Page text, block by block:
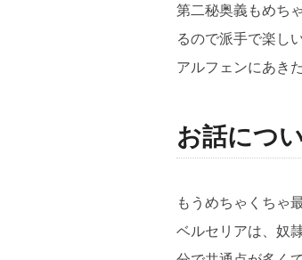
第二秘奥義もめち
るので派手で楽しい
アルフェンにあき
お話につ
もうめちゃくちゃ
ベルセリアは、奴